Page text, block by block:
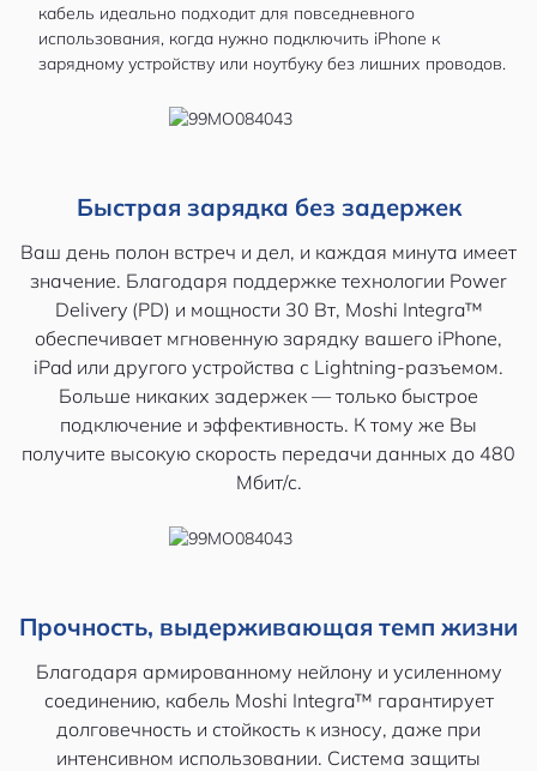
кабель идеально подходит для повседневного
использования, когда нужно подключить iPhone к
зарядному устройству или ноутбуку без лишних проводов.
Быстрая зарядка без задержек
Ваш день полон встреч и дел, и каждая минута имеет
значение. Благодаря поддержке технологии Power
Delivery (PD) и мощности 30 Вт, Moshi Integra™
обеспечивает мгновенную зарядку вашего iPhone,
iPad или другого устройства с Lightning-разъемом.
Больше никаких задержек — только быстрое
подключение и эффективность. К тому же Вы
получите высокую скорость передачи данных до 480
Мбит/с.
Прочность, выдерживающая темп жизни
Благодаря армированному нейлону и усиленному
соединению, кабель Moshi Integra™ гарантирует
долговечность и стойкость к износу, даже при
интенсивном использовании. Система защиты